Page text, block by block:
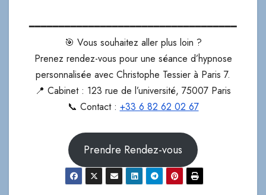
━━━━━━━━━━━━━━━━━━━━━━━━━━━━━━━━━━━
🎯 Vous souhaitez aller plus loin ?
Prenez rendez-vous pour une séance d’hypnose
personnalisée avec Christophe Tessier à Paris 7.
📍 Cabinet : 123 rue de l’université, 75007 Paris
📞 Contact : +33 6 82 62 02 67
Prendre Rendez-vous